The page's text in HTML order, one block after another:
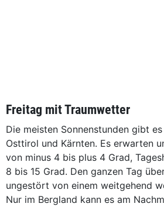
Freitag mit Traumwetter
Die meisten Sonnenstunden gibt
Osttirol und Kärnten. Es erwarten
von minus 4 bis plus 4 Grad,
8 bis 15 Grad. Den ganzen Tag
ungestört von einem weitgehend
Nur im Bergland kann es am